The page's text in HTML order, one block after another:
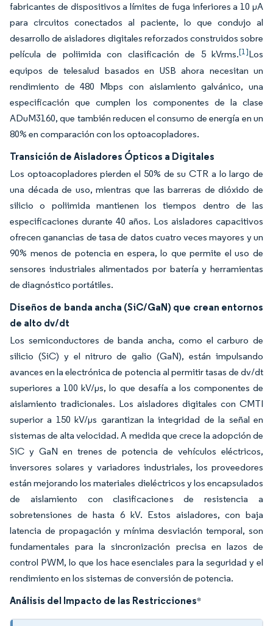
fabricantes de dispositivos a límites de fuga inferiores a 10 µA
para circuitos conectados al paciente, lo que condujo al
desarrollo de aisladores digitales reforzados construidos sobre
película de poliimida con clasificación de 5 kVrms.[1]Los
equipos de telesalud basados en USB ahora necesitan un
rendimiento de 480 Mbps con aislamiento galvánico, una
especificación que cumplen los componentes de la clase
ADuM3160, que también reducen el consumo de energía en un
80% en comparación con los optoacopladores.
Transición de Aisladores Ópticos a Digitales
Los optoacopladores pierden el 50% de su CTR a lo largo de
una década de uso, mientras que las barreras de dióxido de
silicio o poliimida mantienen los tiempos dentro de las
especificaciones durante 40 años. Los aisladores capacitivos
ofrecen ganancias de tasa de datos cuatro veces mayores y un
90% menos de potencia en espera, lo que permite el uso de
sensores industriales alimentados por batería y herramientas
de diagnóstico portátiles.
Diseños de banda ancha (SiC/GaN) que crean entornos
de alto dv/dt
Los semiconductores de banda ancha, como el carburo de
silicio (SiC) y el nitruro de galio (GaN), están impulsando
avances en la electrónica de potencia al permitir tasas de dv/dt
superiores a 100 kV/µs, lo que desafía a los componentes de
aislamiento tradicionales. Los aisladores digitales con CMTI
superior a 150 kV/µs garantizan la integridad de la señal en
sistemas de alta velocidad. A medida que crece la adopción de
SiC y GaN en trenes de potencia de vehículos eléctricos,
inversores solares y variadores industriales, los proveedores
están mejorando los materiales dieléctricos y los encapsulados
de aislamiento con clasificaciones de resistencia a
sobretensiones de hasta 6 kV. Estos aisladores, con baja
latencia de propagación y mínima desviación temporal, son
fundamentales para la sincronización precisa en lazos de
control PWM, lo que los hace esenciales para la seguridad y el
rendimiento en los sistemas de conversión de potencia.
Análisis del Impacto de las Restricciones*